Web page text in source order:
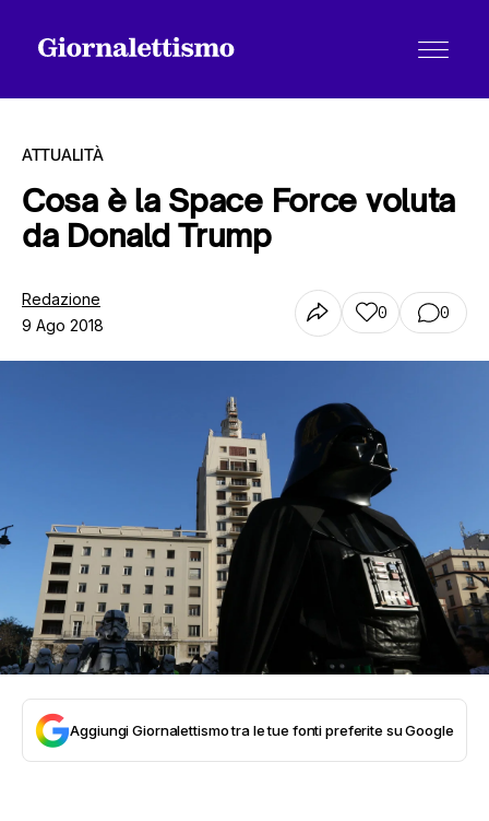
Tutti gli articoli
Chi siamo
ATTUALITÀ
Cosa è la Space Force voluta
da Donald Trump
Redazione
9 Ago 2018
0 0
Aggiungi Giornalettismo tra le tue fonti preferite su Google